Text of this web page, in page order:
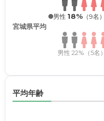
男性 18% （9名）
宮城県平均
男性 22%（5名）
平均年齢